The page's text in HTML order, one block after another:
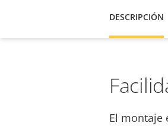
DESCRIPCIÓN
El montaje